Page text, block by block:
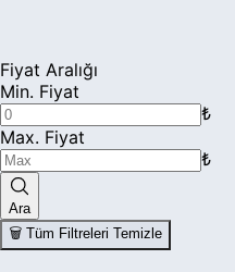
Fiyat Aralığı
Min. Fiyat
₺
Max. Fiyat
₺
Ara
🗑️ Tüm Filtreleri Temizle